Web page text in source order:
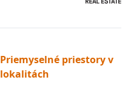
Priemyselné priestory v
lokalitách